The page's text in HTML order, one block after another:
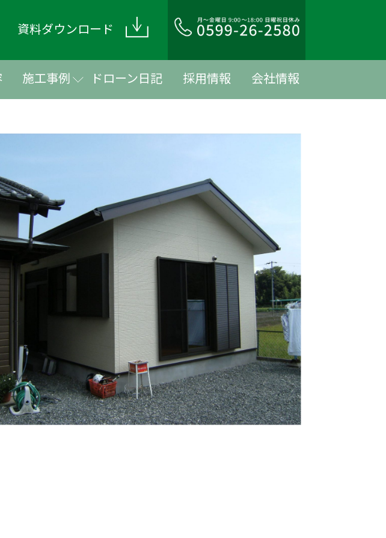
資料ダウンロード
施工事例 ドローン日記 採用情報 会社情報